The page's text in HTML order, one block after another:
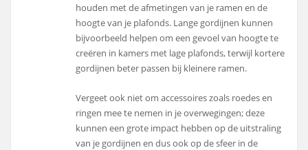
houden met de afmetingen van je ramen en de
hoogte van je plafonds. Lange gordijnen kunnen
bijvoorbeeld helpen om een gevoel van hoogte te
creëren in kamers met lage plafonds, terwijl kortere
gordijnen beter passen bij kleinere ramen.
Vergeet ook niet om accessoires zoals roedes en
ringen mee te nemen in je overwegingen; deze
kunnen een grote impact hebben op de uitstraling
van je gordijnen en dus ook op de sfeer in de